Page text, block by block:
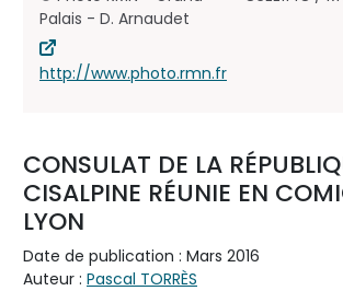
Palais - D. Arnaudet
http://www.photo.rmn.fr
CONSULAT DE LA
CISALPINE RÉUNIE EN
LYON
Date de publication : Mars 2016
Auteur : Pascal TORRÈS